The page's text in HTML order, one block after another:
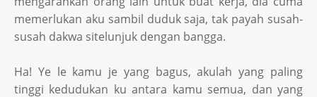
memerlukan aku sambil duduk saja, tak payah susah-
susah dakwa sitelunjuk dengan bangga.
Ha! Ye le kamu je yang bagus, akulah yang paling
tinggi kedudukan ku antara kamu semua, dan yang